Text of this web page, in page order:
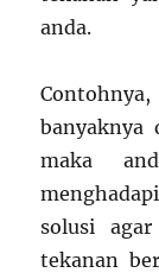
anda.
banyaknya
maka
solusi
tekanan